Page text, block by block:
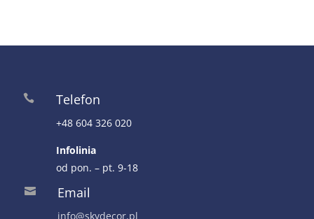
 Telefon
+48 604 326 020
Infolinia
od pon. – pt. 9-18
 Email
info@skydecor.pl